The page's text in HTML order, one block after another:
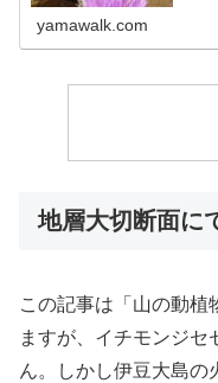
yamawalk.com
地層大切断面に
この記事は「山の動植
ますが、イチモンジ
ん。しかし伊豆大島の